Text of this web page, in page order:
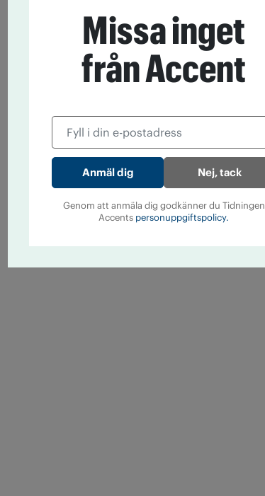
Missa inget
från Accent
Nej, tack
Genom att anmäla dig godkänner du Tidningen
Accents personuppgiftspolicy.